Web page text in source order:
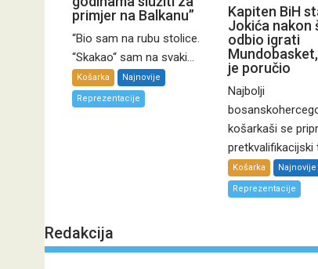
primjer na Balkanu”
“Bio sam na rubu stolice.
“Skakao“ sam na svaki...
Košarka Najnovije
Reprezentacije
Kapiten BiH
Jokića nakon
odbio igrati
je poručio
Najbolji
košarkaši se
pretkvalifikacijski
Košarka Najnovije
Reprezentacije
Redakcija